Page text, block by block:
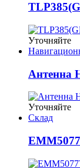
Уточняйте
Антенна
Уточняйте
Склад